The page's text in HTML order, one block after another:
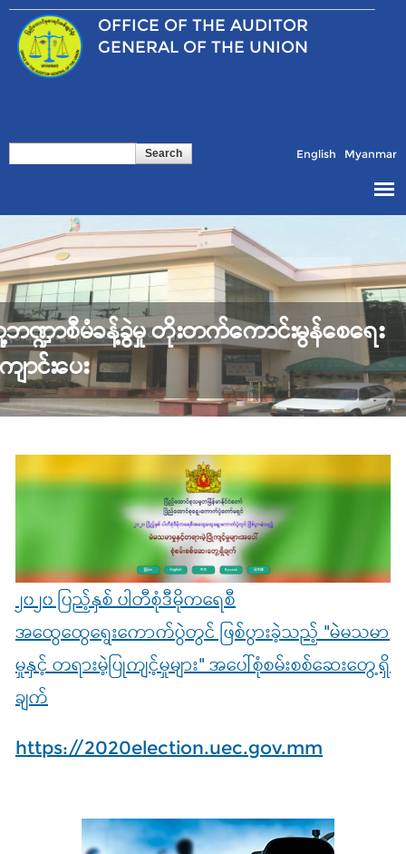
Skip to
main
content
OFFICE OF THE AUDITOR
GENERAL OF THE UNION
Search form English Myanmar
ဏ္ဍာစီမံခန့်ခွဲမှု တိုးတက်ကောင်းမွန်စေရေး
ာင်းပေး
၂၀၂၀ ပြည့်နှစ် ပါတီစုံဒီမိုကရေစီ
အထွေထွေရွေးကောက်ပွဲတွင် ဖြစ်ပွားခဲ့သည့် "မဲမသမာ
မှုနှင့် တရားမဲ့ပြုကျင့်မှုများ" အပေါ်စုံစမ်းစစ်ဆေးတွေ့ရှိ
ချက်
https://2020election.uec.gov.mm